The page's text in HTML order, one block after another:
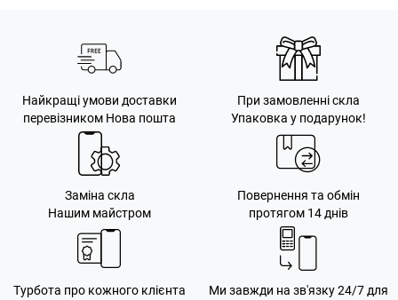
Найкращі умови доставки
перевізником Нова пошта
При замовленні скла
Упаковка у подарунок!
Заміна скла
Нашим майстром
Повернення та обмін
протягом 14 днів
Турбота про кожного клієнта
Ми завжди на зв'язку 24/7 для